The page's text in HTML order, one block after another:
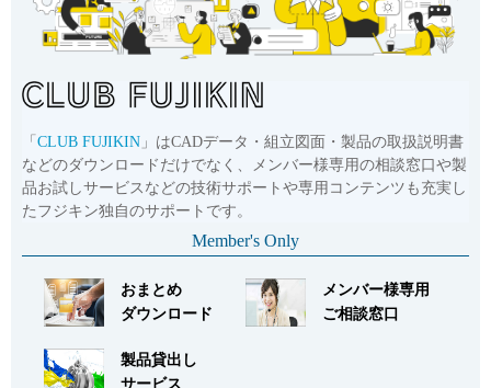
「 CLUB FUJIKIN 」はCADデータ・組立図面・製品の取扱説明書
などのダウンロードだけでなく、メンバー様専用の相談窓口や製
品お試しサービスなどの技術サポートや専用コンテンツも充実し
たフジキン独自のサポートです。
Member's Only
おまとめ
ダウンロード
メンバー様専用
ご相談窓口
製品貸出し
サービス